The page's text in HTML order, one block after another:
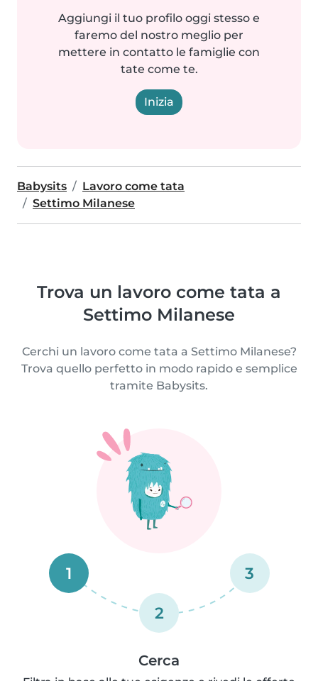
Aggiungi il tuo profilo oggi stesso e
faremo del nostro meglio per
mettere in contatto le famiglie con
tate come te.
Inizia
Babysits
Lavoro come tata
Settimo Milanese
Trova un lavoro come tata a
Settimo Milanese
Cerchi un lavoro come tata a Settimo Milanese?
Trova quello perfetto in modo rapido e semplice
tramite Babysits.
1
2
3
Cerca